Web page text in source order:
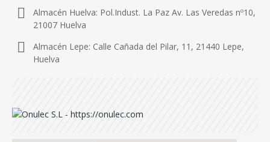
Almacén Huelva: Pol.Indust. La Paz Av. Las Veredas nº10,
21007 Huelva
Almacén Lepe: Calle Cañada del Pilar, 11, 21440 Lepe,
Huelva